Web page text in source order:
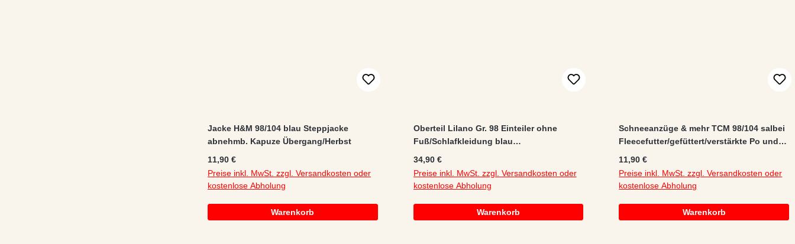
Jacke H&M 98/104 blau Steppjacke
abnehmb. Kapuze Übergang/Herbst
Regulärer Preis:
11,90 €
Preise inkl. MwSt. zzgl. Versandkosten oder
kostenlose Abholung
Warenkorb
Oberteil Lilano Gr. 98 Einteiler ohne
Fuß/Schlafkleidung blau
Stülpbündchen
Regulärer Preis:
34,90 €
Preise inkl. MwSt. zzgl. Versandkosten oder
kostenlose Abholung
Warenkorb
Schneeanzüge & mehr TCM 98/104 salbei
Fleecefutter/gefüttert/verstärkte Po und
Regulärer Preis:
11,90 €
Preise inkl. MwSt. zzgl. Versandkosten oder
kostenlose Abholung
Warenkorb